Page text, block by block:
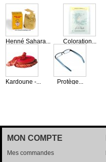
Henné Sahara...
4,90 €
Coloration...
7,90 €
Kardoune -... Protège...
MON COMPTE
Mes commandes